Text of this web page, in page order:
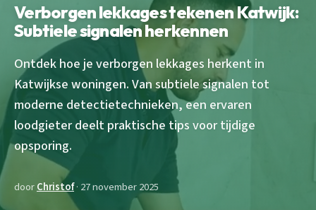
Verborgen lekkages tekenen Katwijk:
Subtiele signalen herkennen
Ontdek hoe je verborgen lekkages herkent in
Katwijkse woningen. Van subtiele signalen tot
moderne detectietechnieken, een ervaren
loodgieter deelt praktische tips voor tijdige
opsporing.
doorChristof· 27 november 2025